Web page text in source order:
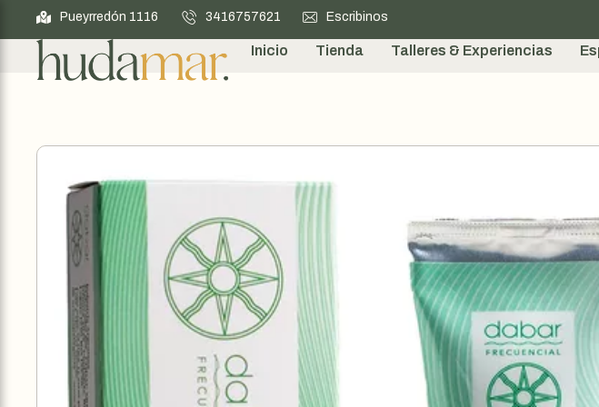
Pueyrredón 1116 3416757621 Escribinos
Inicio Tienda Talleres & Experiencias